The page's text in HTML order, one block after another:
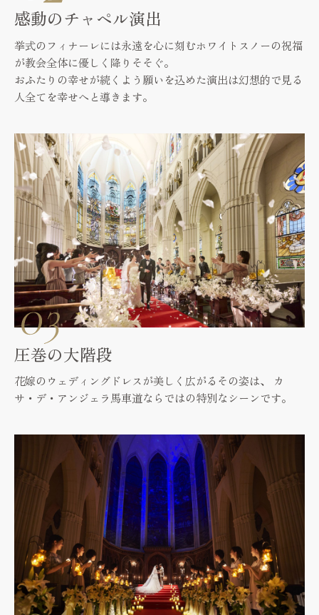
感動のチャペル演出
挙式のフィナーレには永遠を心に刻むホワイトスノーの祝福
が教会全体に優しく降りそそぐ。
おふたりの幸せが続くよう願いを込めた演出は幻想的で見る
人全てを幸せへと導きます。
圧巻の大階段
花嫁のウェディングドレスが美しく広がるその姿は、
カ
サ・デ・アンジェラ馬車道ならではの特別なシーンです。